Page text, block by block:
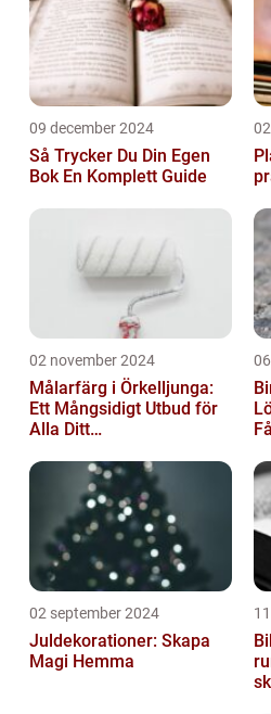
09 december 2024
Så Trycker Du Din Egen
Bok En Komplett Guide
02 november 2024
Målarfärg i Örkelljunga:
Ett Mångsidigt Utbud för
Alla Ditt
02 september 2024
Juldekorationer: Skapa
Magi Hemma